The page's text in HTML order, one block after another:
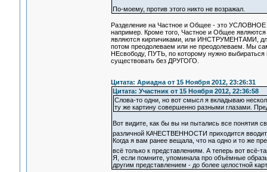
По-моему, против этого никто не возражал.
Разделение на Частное и Общее - это
например. Кроме того, Частное и Общее
являются кирпичиками, или ИНСТРУМЕНТАМИ,
потом преодолеваем или не преодолеваем. Мы
НЕсвободу, ПУТЬ, по которому нужно
существовать без ДРУГОГО.
Цитата: Ариадна от 15 Ноября 2012, 23:26:31
Цитата: Участник от 15 Ноября 2012, 22:36:58
Слова-то одни, но вот смысл я вкладываю
ту же картину совершенно разными глазами.
Вот видите, как бы вы ни пытались все
различной КАЧЕСТВЕННОСТИ приходится
Когда я вам ранее вещала, что на одно и то же
всё только к представлениям. А теперь вот
Я, если помните, упоминала про объёмные
другим представлением - до более целостной